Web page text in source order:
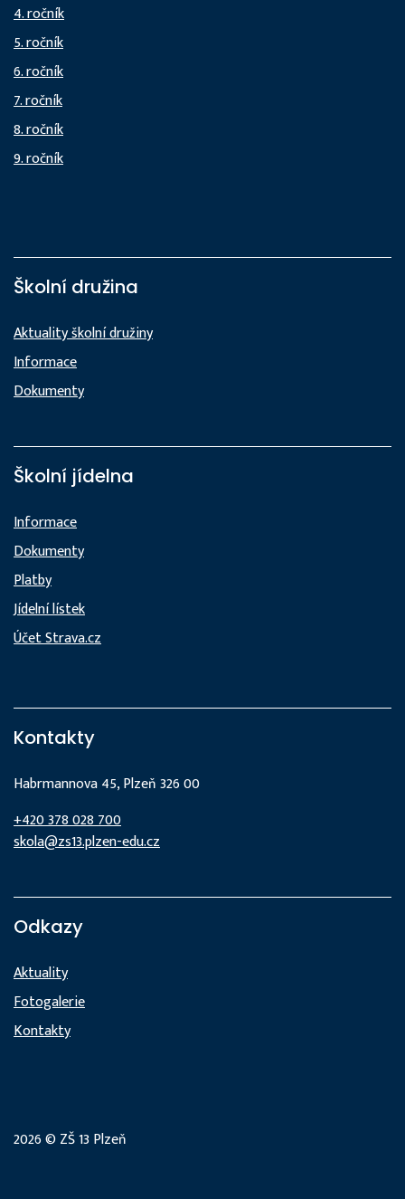
4. ročník
5. ročník
6. ročník
7. ročník
8. ročník
9. ročník
Školní družina
Aktuality školní družiny
Informace
Dokumenty
Školní jídelna
Informace
Dokumenty
Platby
Jídelní lístek
Účet Strava.cz
Kontakty
Habrmannova 45, Plzeň 326 00
+420 378 028 700
skola@zs13.plzen-edu.cz
Odkazy
Aktuality
Fotogalerie
Kontakty
2026 © ZŠ 13 Plzeň